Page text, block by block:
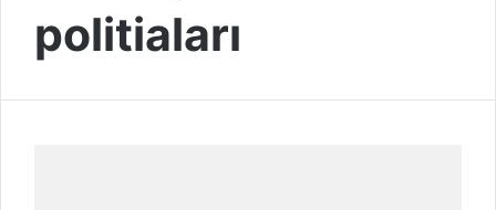
politiaları